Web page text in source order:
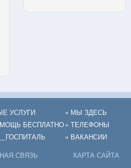
УСЛУГИ
БЕСПЛАТНО
СВЯЗЬ
» МЫ ЗДЕСЬ
» ТЕЛЕФОНЫ
» ВАКАНСИИ
КАРТА САЙТА